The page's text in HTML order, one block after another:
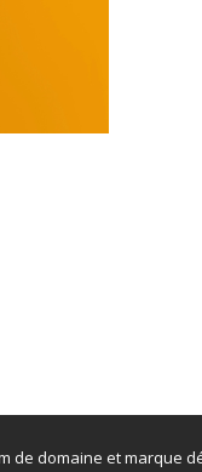
de domaine et marque